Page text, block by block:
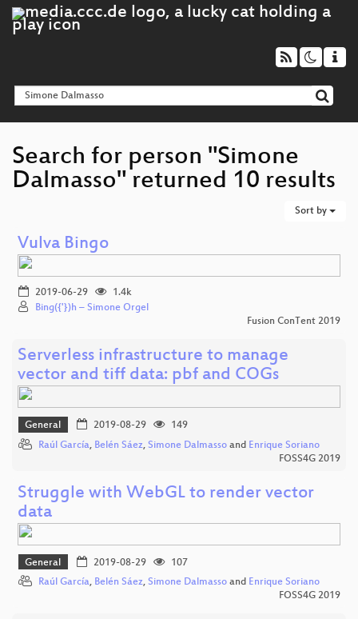
Search for person "Simone
Dalmasso" returned 10 results
Sort by
Vulva Bingo
2019-06-29
1.4k
Bing({'})h – Simone Orgel
Fusion ConTent 2019
Serverless infrastructure to manage
vector and tiff data: pbf and COGs
General 2019-08-29
149
Raúl García, Belén Sáez, Simone Dalmasso and Enrique Soriano
FOSS4G 2019
Struggle with WebGL to render vector
data
General 2019-08-29
107
Raúl García, Belén Sáez, Simone Dalmasso and Enrique Soriano
FOSS4G 2019